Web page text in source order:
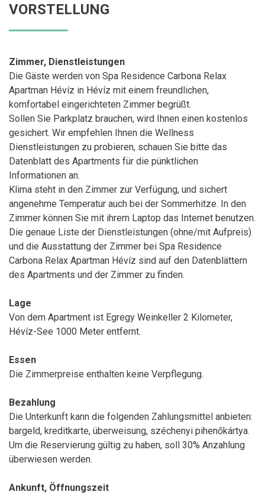
VORSTELLUNG
Zimmer, Dienstleistungen
Die Gäste werden von Spa Residence Carbona Relax
Apartman Hévíz in Hévíz mit einem freundlichen,
komfortabel eingerichteten Zimmer begrüßt.
Sollen Sie Parkplatz brauchen, wird Ihnen einen kostenlos
gesichert. Wir empfehlen Ihnen die Wellness
Dienstleistungen zu probieren, schauen Sie bitte das
Datenblatt des Apartments für die pünktlichen
Informationen an.
Klima steht in den Zimmer zur Verfügung, und sichert
angenehme Temperatur auch bei der Sommerhitze. In den
Zimmer können Sie mit ihrem Laptop das Internet benutzen.
Die genaue Liste der Dienstleistungen (ohne/mit Aufpreis)
und die Ausstattung der Zimmer bei Spa Residence
Carbona Relax Apartman Hévíz sind auf den Datenblättern
des Apartments und der Zimmer zu finden.
Lage
Von dem Apartment ist Egregy Weinkeller 2 Kilometer,
Hévíz-See 1000 Meter entfernt.
Essen
Die Zimmerpreise enthalten keine Verpflegung.
Bezahlung
Die Unterkunft kann die folgenden Zahlungsmittel anbieten:
bargeld, kreditkarte, überweisung, széchenyi pihenőkártya.
Um die Reservierung gültig zu haben, soll 30% Anzahlung
überwiesen werden.
Ankunft, Öffnungszeit